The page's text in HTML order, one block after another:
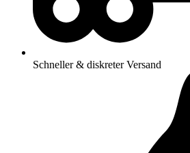
Schneller & diskreter Versand